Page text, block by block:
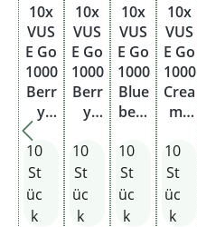
10x
VUS
E Go
1000
Berr
y
Blen
d
10
St
üc
k
10x
VUS
E Go
1000
Berr
y
rmel
on
10
St
üc
k
10x
VUS
E Go
1000
Blue
berr
10
St
üc
k
10x
VUS
E Go
1000
Crea
my
cco
10
St
üc
k